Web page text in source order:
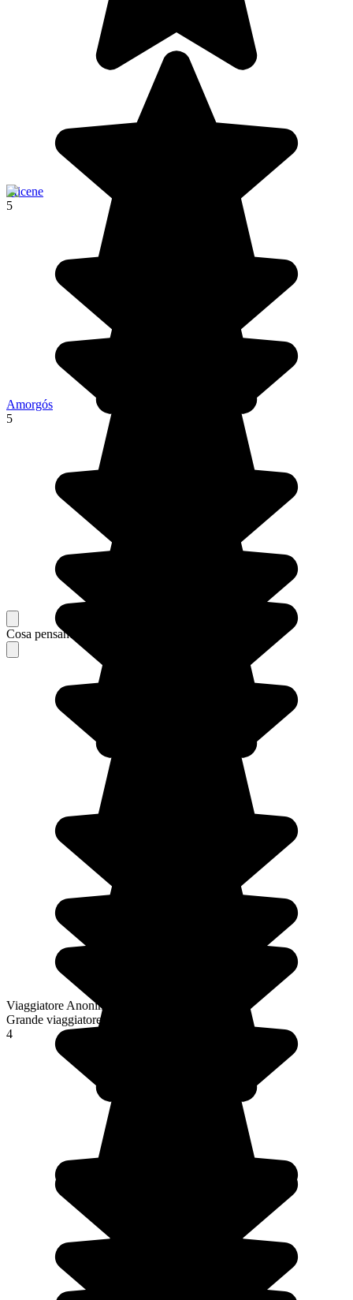
Micene
5
Amorgós
5
Cosa pensano i nostri viaggiatori del loro soggiorno
Viaggiatore Anonimo
Grande viaggiatore
4